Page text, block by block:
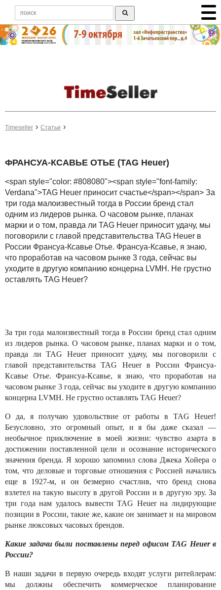
Timeseller Статьи
ФРАНСУА-КСАВЬЕ ОТЬЕ (TAG Heuer)
<span style="color: #808080"><span style="font-family:
Verdana">TAG Heuer приносит счастье</span></span> За
три года малоизвестный тогда в России бренд стал
одним из лидеров рынка. О часовом рынке, планах
марки и о том, правда ли TAG Heuer приносит удачу, мы
поговорили с главой представительства TAG Heuer в
России Франсуа-Ксавье Отье. Франсуа-Ксавье, я знаю,
что проработав на часовом рынке 3 года, сейчас вы
уходите в другую компанию концерна LVMH. Не грустно
оставлять TAG Heuer?
За три года малоизвестный тогда в России бренд стал одним
из лидеров рынка. О часовом рынке, планах марки и о том,
правда ли TAG Heuer приносит удачу, мы поговорили с
главой представительства TAG Heuer в России Франсуа-
Ксавье Отье. Франсуа-Ксавье, я знаю, что проработав на
часовом рынке 3 года, сейчас вы уходите в другую компанию
концерна LVMH. Не грустно оставлять TAG Heuer?
О да, я получаю удовольствие от работы в TAG Heuer!
Безусловно, это огромный опыт, и я бы даже сказал —
необычное приключение в моей жизни: чувство азарта в
достижении поставленной цели и осознание исторического
значения бренда. Я хорошо запомнил слова Джека Хойера о
том, что деловые и торговые отношения с Россией начались
еще в 1927-м, и он безмерно счастлив, что бренд снова
взлетел на такую высоту в другой России и в другую эру. За
три года нам удалось вывести TAG Heuer на лидирующие
позиции в России, такие же, какие он занимает и на мировом
рынке люксовых часовых брендов.
Какие задачи были поставлены перед офисом TAG Heuer в
России?
В наши задачи в первую очередь входят услуги ритейлерам:
мы должны обеспечить коммерческое планирование